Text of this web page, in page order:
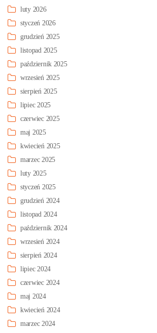
luty 2026
styczeń 2026
grudzień 2025
listopad 2025
październik 2025
wrzesień 2025
sierpień 2025
lipiec 2025
czerwiec 2025
maj 2025
kwiecień 2025
marzec 2025
luty 2025
styczeń 2025
grudzień 2024
listopad 2024
październik 2024
wrzesień 2024
sierpień 2024
lipiec 2024
czerwiec 2024
maj 2024
kwiecień 2024
marzec 2024